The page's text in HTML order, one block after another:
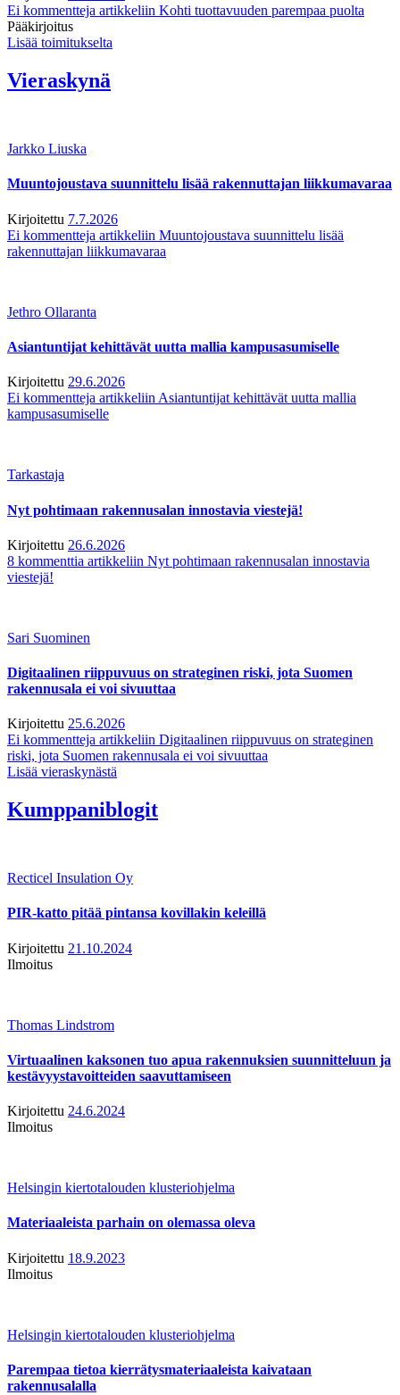
Ei kommentteja artikkeliin Kohti tuottavuuden parempaa puolta
Pääkirjoitus
Lisää toimitukselta
Vieraskynä
Jarkko Liuska
Muuntojoustava suunnittelu lisää rakennuttajan liikkumavaraa
Kirjoitettu 7.7.2026
Ei kommentteja artikkeliin Muuntojoustava suunnittelu lisää
rakennuttajan liikkumavaraa
Jethro Ollaranta
Asiantuntijat kehittävät uutta mallia kampusasumiselle
Kirjoitettu 29.6.2026
Ei kommentteja artikkeliin Asiantuntijat kehittävät uutta mallia
kampusasumiselle
Tarkastaja
Nyt pohtimaan rakennusalan innostavia viestejä!
Kirjoitettu 26.6.2026
8 kommenttia artikkeliin Nyt pohtimaan rakennusalan innostavia
viestejä!
Sari Suominen
Digitaalinen riippuvuus on strateginen riski, jota Suomen
rakennusala ei voi sivuuttaa
Kirjoitettu 25.6.2026
Ei kommentteja artikkeliin Digitaalinen riippuvuus on strateginen
riski, jota Suomen rakennusala ei voi sivuuttaa
Lisää vieraskynästä
Kumppaniblogit
Recticel Insulation Oy
PIR-katto pitää pintansa kovillakin keleillä
Kirjoitettu 21.10.2024
Ilmoitus
Thomas Lindstrom
Virtuaalinen kaksonen tuo apua rakennuksien suunnitteluun ja
kestävyystavoitteiden saavuttamiseen
Kirjoitettu 24.6.2024
Ilmoitus
Helsingin kiertotalouden klusteriohjelma
Materiaaleista parhain on olemassa oleva
Kirjoitettu 18.9.2023
Ilmoitus
Helsingin kiertotalouden klusteriohjelma
Parempaa tietoa kierrätysmateriaaleista kaivataan
rakennusalalla